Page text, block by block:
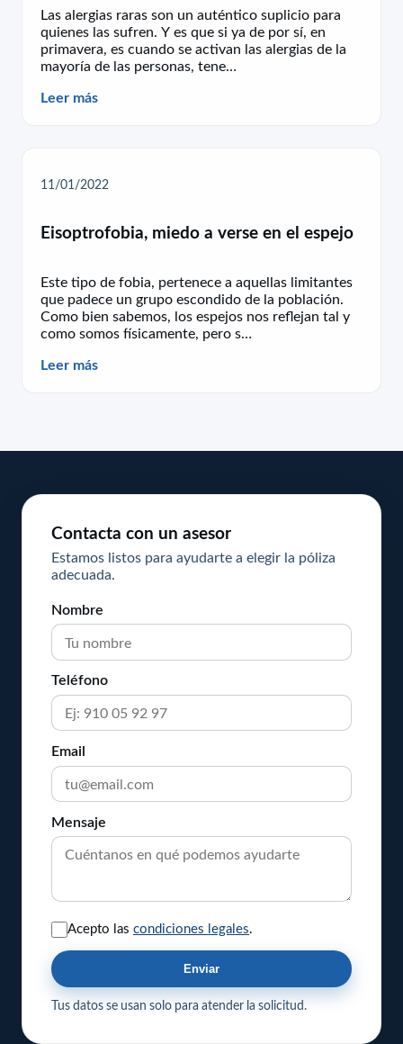
Las alergias raras son un auténtico suplicio para
quienes las sufren. Y es que si ya de por sí, en
primavera, es cuando se activan las alergias de la
mayoría de las personas, tene…
Leer más
11/01/2022
Eisoptrofobia, miedo a verse en el espejo
Este tipo de fobia, pertenece a aquellas limitantes
que padece un grupo escondido de la población.
Como bien sabemos, los espejos nos reflejan tal y
como somos físicamente, pero s…
Leer más
Contacta con un asesor
Estamos listos para ayudarte a elegir la póliza
adecuada.
Nombre
Teléfono
Email
Mensaje
Acepto las condiciones legales.
Enviar
Tus datos se usan solo para atender la solicitud.